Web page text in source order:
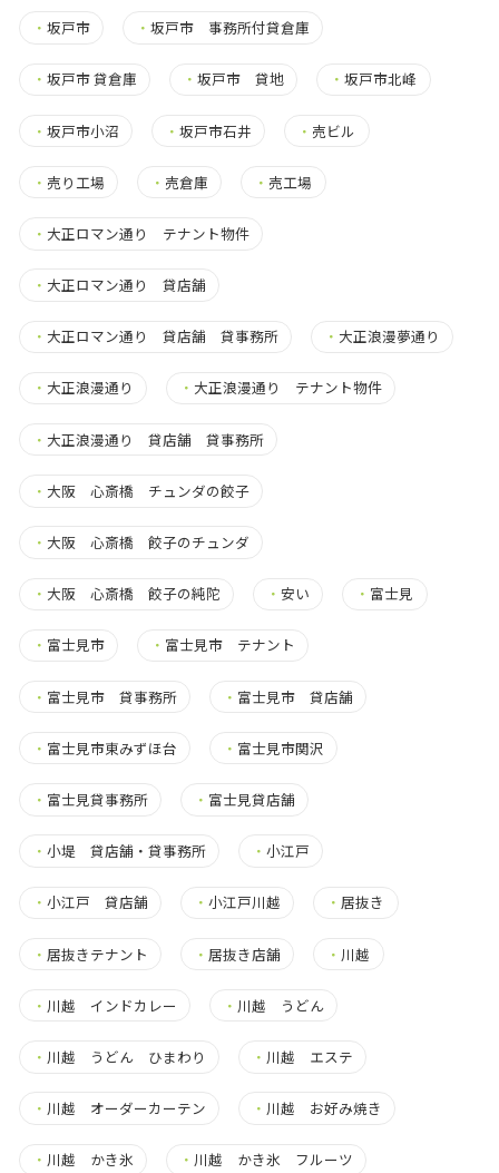
・ 坂戸市 ・坂戸市 事務所付貸倉庫
・ 坂戸市 貸倉庫 ・坂戸市 貸地 ・坂戸市北峰
・ 坂戸市小沼 ・坂戸市石井 ・ 売ビル
・ 売り工場 ・ 売倉庫 ・ 売工場
・ 大正ロマン通り テナント物件
・ 大正ロマン通り 貸店舗
・ 大正ロマン通り 貸店舗 貸事務所 ・ 大正浪漫夢通り
・ 大正浪漫通り ・ 大正浪漫通り テナント物件
・ 大正浪漫通り 貸店舗 貸事務所
・ 大阪 心斎橋 チュンダの餃子
・ 大阪 心斎橋 餃子のチュンダ
・ 大阪 心斎橋 餃子の純陀 ・安い ・ 富士見
・ 富士見市 ・ 富士見市 テナント
・ 富士見市 貸事務所 ・ 富士見市 貸店舗
・ 富士見市東みずほ台 ・ 富士見市関沢
・ 富士見貸事務所 ・ 富士見貸店舗
・ 小堤 貸店舗・貸事務所 ・小江戸
・ 小江戸 貸店舗 ・小江戸川越 ・居抜き
・ 居抜きテナント ・ 居抜き店舗 ・ 川越
・ 川越 インドカレー ・ 川越 うどん
・ 川越 うどん ひまわり ・ 川越 エステ
・ 川越 オーダーカーテン ・ 川越 お好み焼き
・ 川越 かき氷 ・ 川越 かき氷 フルーツ